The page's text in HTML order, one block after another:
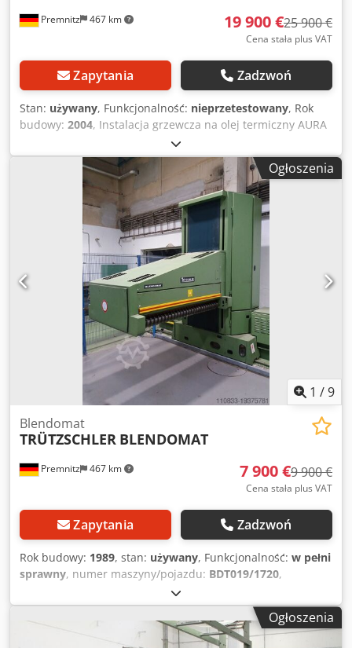
Premnitz 467 km 19 900 €25 900 €
Cena stała plus VAT
Zapytania Zadzwoń
Stan: używany, Funkcjonalność: nieprzetestowany, Rok
budowy: 2004, Instalacja grzewcza na olej termiczny AURA
Maks. dopuszczalne ciśnienie (bar): PS 10 Maks.
dopuszczalna temperatura (°C): TS 350 Min. dopuszczalna
temperatura (°C): TS 25 Objętość (L): V 60 Medium: Olej
termiczny (Diphyl) Kategoria: III Instalacja dostępna 2x,
cena za jedną sztukę. Uwaga: Maszyna jest nadal
zainstalowana i można ją obejrzeć na miejscu. Kupujący
musi samodzielnie ją zdemontować i zorganizować
transport. To nie jest częścią ceny oferty. Dkedpfx Aow
Hxgvskljr
Ogłoszenia
1 /9
Premnitz 467 km
Blendomat
TRÜTZSCHLER BLENDOMAT
7 900 €9 900 €
Cena stała plus VAT
Zapytania Zadzwoń
Rok budowy: 1989, stan: używany, Funkcjonalność: w pełni
sprawny, numer maszyny/pojazdu: BDT019/1720,
TRÜTZSCHLER Blendomat - Typ BDT019/1720 - Rok
produkcji 1989 - Wymiary: Długość 10 m, Szerokość 3 (2) m,
Wysokość 3 m - W tym jednostka sterująca Dedpfx
Akowtlzgjlokr - Długość cięcia 60 mm - Dodatkowy zestaw
Ogłoszenia